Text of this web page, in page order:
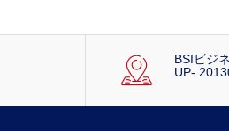
BSIビジ
UP-